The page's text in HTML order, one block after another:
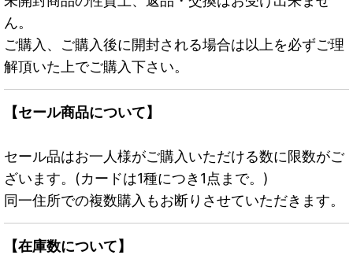
ん。
ご購入、ご購入後に開封される場合は以上を必ずご理
解頂いた上でご購入下さい。
【セール商品について】
セール品はお一人様がご購入いただける数に限数がご
ざいます。(カードは1種につき1点まで。)
同一住所での複数購入もお断りさせていただきます。
【在庫数について】